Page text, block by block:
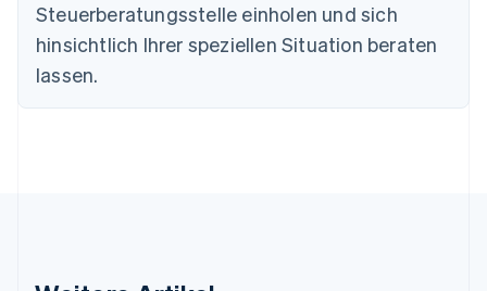
Steuerberatungsstelle einholen und sich
hinsichtlich Ihrer speziellen Situation beraten
lassen.
Festlandchina
简体中文English
Finnland
English
Frankreich